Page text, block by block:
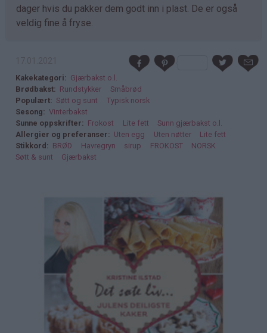
dager hvis du pakker dem godt inn i plast. De er også
veldig fine å fryse.
Kakekategori
Gjærbakst o.l.
Brødbakst
Rundstykker
Småbrød
Populært
Søtt og sunt
Typisk norsk
Sesong
Vinterbakst
Sunne oppskrifter
Frokost Lite fett
Sunn gjærbakst o.l.
Allergier og preferanser
Uten egg Uten nøtter
Lite fett
Stikkord
BRØD Havregryn sirup FROKOST
NORSK
Søtt & sunt
Gjærbakst